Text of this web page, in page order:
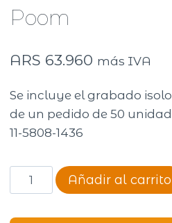
Poom
ARS 63.960 más IVA
Se incluye el grabado
de un pedido de 50
11-5808-1436
Mochila
portanotebook
Añadir al carrito